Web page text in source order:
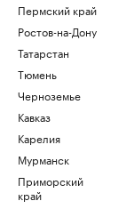
Пермский край
Ростов-на-Дону
Татарстан
Тюмень
Черноземье
Кавказ
Карелия
Мурманск
Приморский
край